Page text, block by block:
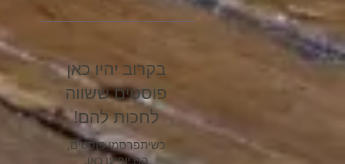
בקרוב יהיו כאן
פוסטים ששווה
לחכות להם!
כשיתפרסמו פוסטים,
הם יופיעו כאן.